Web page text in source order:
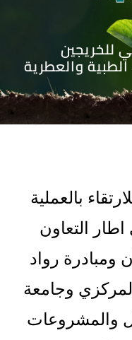
للخريجين
والعطرية
بالعملية
اطار التعاون
ومبادرة رواد
المركزي وجامعة
والمشروعات